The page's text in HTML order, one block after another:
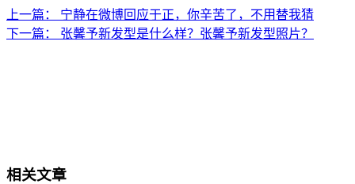
上一篇：
宁静在微博回应于正，你辛苦了，不用替我猜
下一篇：
张馨予新发型是什么样？张馨予新发型照片？
相关文章